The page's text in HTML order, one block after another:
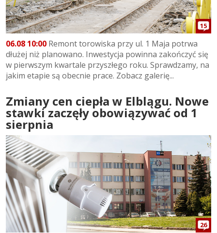
15
06.08 10:00 Remont torowiska przy ul. 1 Maja potrwa
dłużej niż planowano. Inwestycja powinna zakończyć się
w pierwszym kwartale przyszłego roku. Sprawdzamy, na
jakim etapie są obecnie prace. Zobacz galerię...
Zmiany cen ciepła w Elblągu. Nowe
stawki zaczęły obowiązywać od 1
sierpnia
26